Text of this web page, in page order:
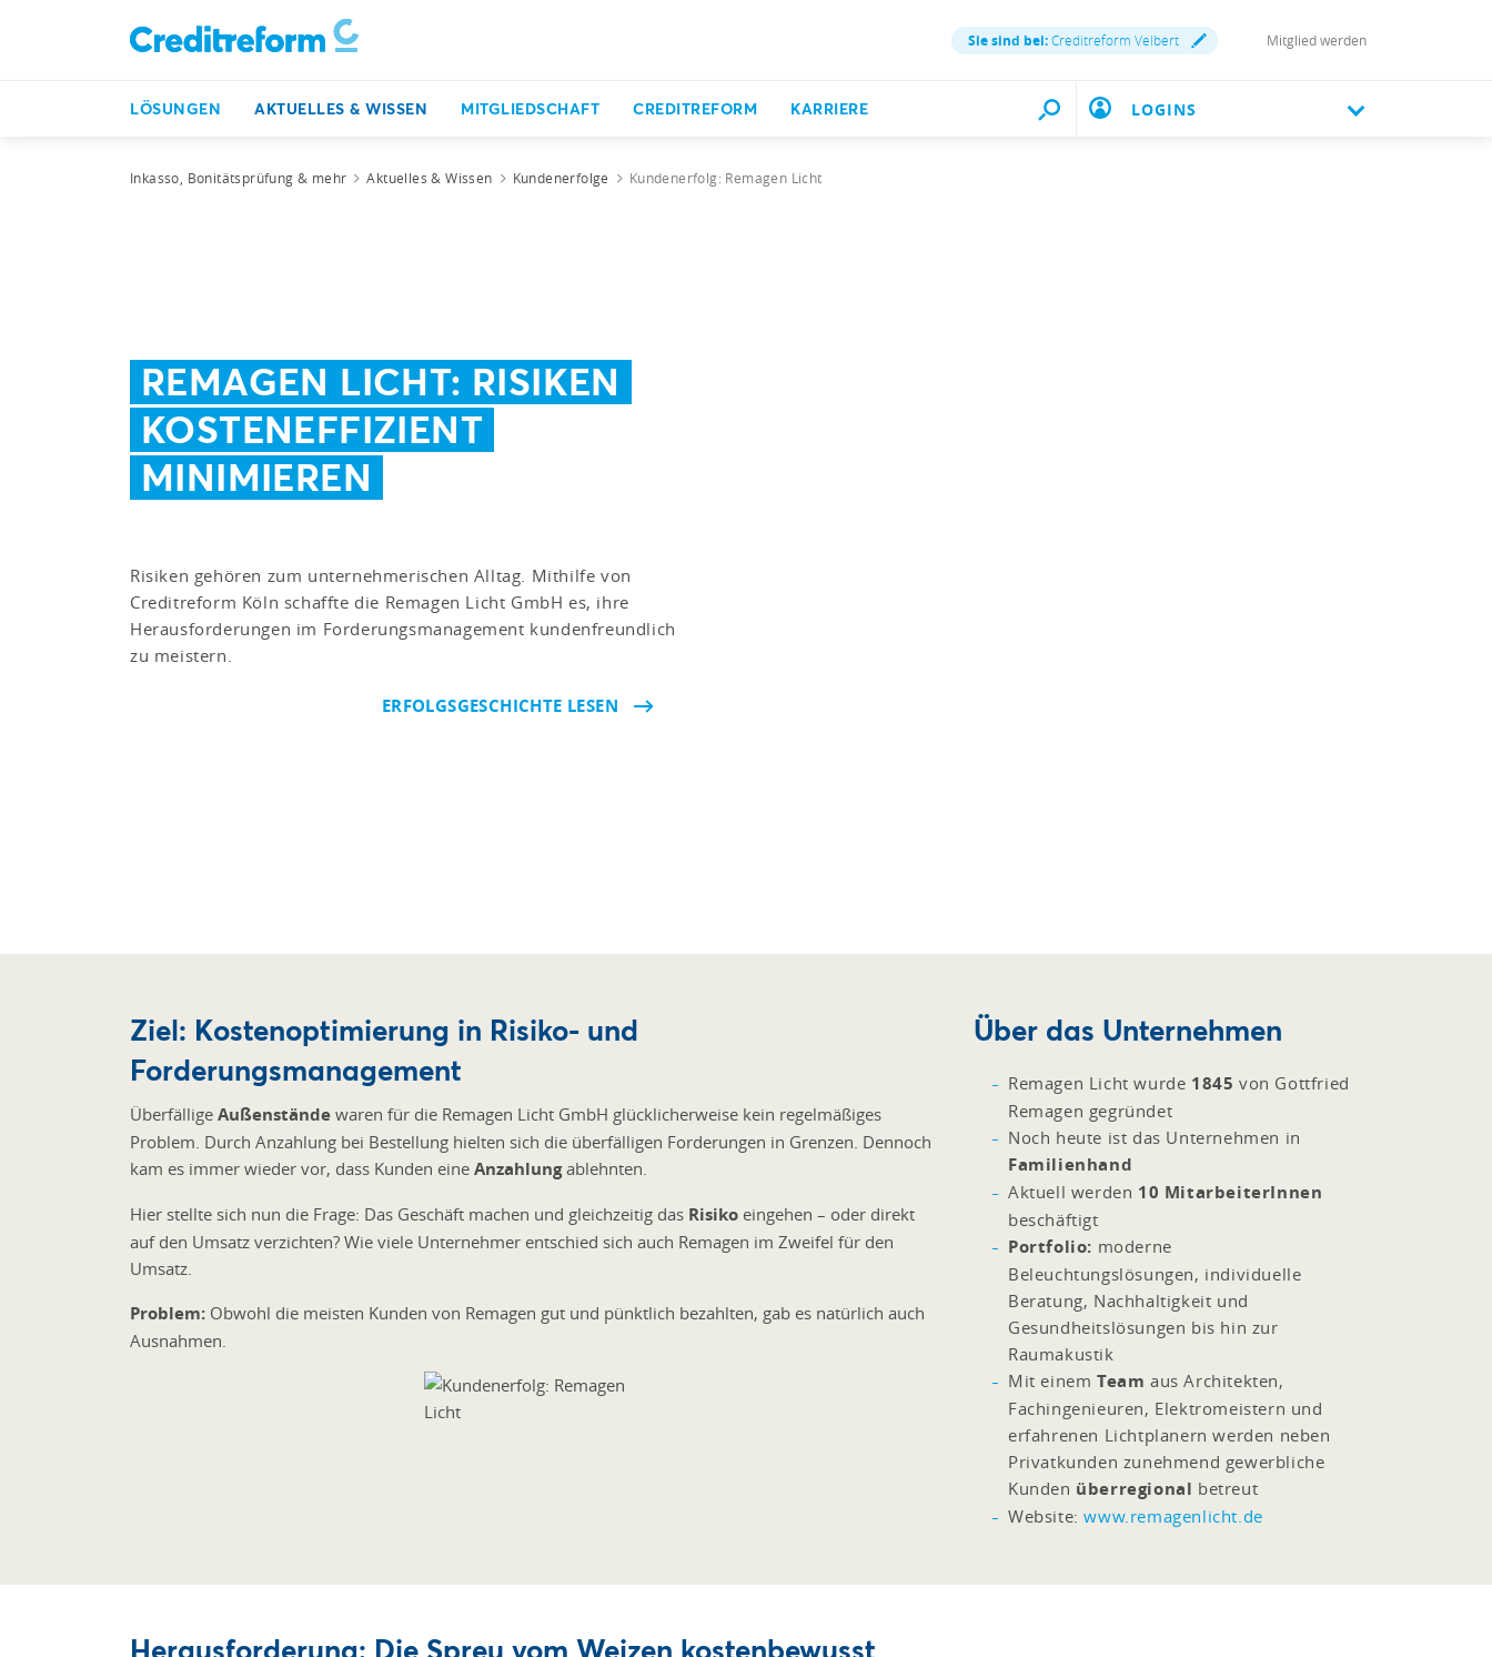
Sie sind bei:Creditreform Velbert Mitglied werden
LÖSUNGEN AKTUELLES & WISSEN MITGLIEDSCHAFT CREDITREFORM KARRIERE LOGINS
Inkasso, Bonitätsprüfung & mehr Aktuelles & Wissen Kundenerfolge Kundenerfolg: Remagen Licht
REMAGEN LICHT: RISIKEN
KOSTENEFFIZIENT
MINIMIEREN
Risiken gehören zum unternehmerischen Alltag. Mithilfe von
Creditreform Köln schaffte die Remagen Licht GmbH es, ihre
Herausforderungen im Forderungsmanagement kundenfreundlich
zu meistern.
ERFOLGSGESCHICHTE LESEN
Ziel: Kostenoptimierung in Risiko- und
Forderungsmanagement
Überfällige Außenstände waren für die Remagen Licht GmbH glücklicherweise kein regelmäßiges
Problem. Durch Anzahlung bei Bestellung hielten sich die überfälligen Forderungen in Grenzen. Dennoch
kam es immer wieder vor, dass Kunden eine Anzahlungablehnten.
Hier stellte sich nun die Frage: Das Geschäft machen und gleichzeitig das Risiko eingehen – oder direkt
auf den Umsatz verzichten? Wie viele Unternehmer entschied sich auch Remagen im Zweifel für den
Umsatz.
Problem: Obwohl die meisten Kunden von Remagen gut und pünktlich bezahlten, gab es natürlich auch
Ausnahmen.
Über das Unternehmen
Remagen Licht wurde 1845 von Gottfried
Remagen gegründet
Noch heute ist das Unternehmen in
Familienhand
Aktuell werden 10 MitarbeiterInnen
beschäftigt
Portfolio: moderne
Beleuchtungslösungen, individuelle
Beratung, Nachhaltigkeit und
Gesundheitslösungen bis hin zur
Raumakustik
Mit einem Team aus Architekten,
Fachingenieuren, Elektromeistern und
erfahrenen Lichtplanern werden neben
Privatkunden zunehmend gewerbliche
Kunden überregional betreut
Website:www.remagenlicht.de
Herausforderung: Die Spreu vom Weizen kostenbewusst